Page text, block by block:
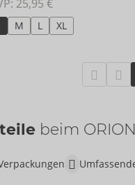
25,95 €
M L XL
beim